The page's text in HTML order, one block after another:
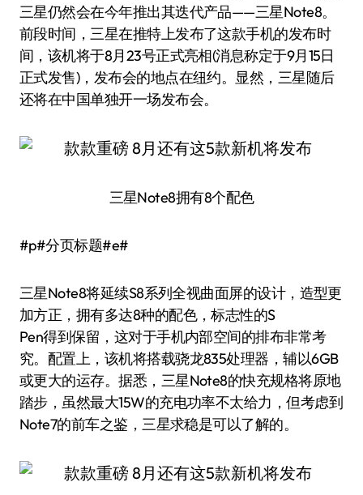
三星仍然会在今年推出其迭代产品——三星Note8。
前段时间，三星在推特上发布了这款手机的发布时
间，该机将于8月23号正式亮相(消息称定于9月15日
正式发售)，发布会的地点在纽约。显然，三星随后
还将在中国单独开一场发布会。
三星Note8拥有8个配色
#p#分页标题#e#
三星Note8将延续S8系列全视曲面屏的设计，造型更
加方正，拥有多达8种的配色，标志性的S
Pen得到保留，这对于手机内部空间的排布非常考
究。配置上，该机将搭载骁龙835处理器，辅以6GB
或更大的运存。据悉，三星Note8的快充规格将原地
踏步，虽然最大15W的充电功率不太给力，但考虑到
Note7的前车之鉴，三星求稳是可以了解的。